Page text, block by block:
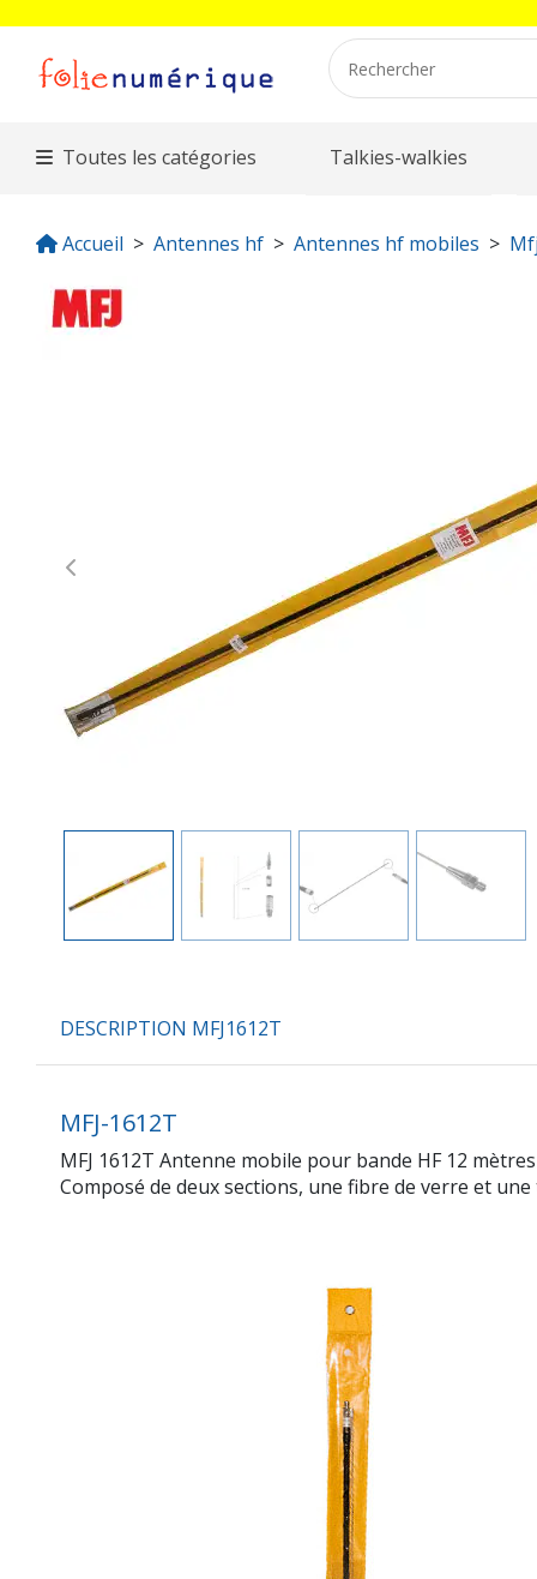
Toutes les catégories Talkies-walkies
Accueil Antennes hf Antennes hf mobiles Mfj
Previous
DESCRIPTION MFJ1612T
MFJ-1612T
MFJ 1612T Antenne mobile pour bande HF 12
Composé de deux sections, une fibre de verre et